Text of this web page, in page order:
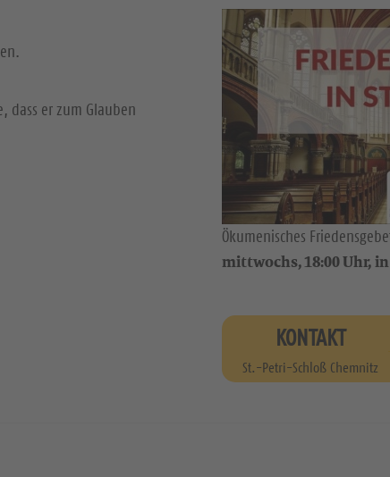
dass er zum Glauben
Ökumenisches
mittwochs, 18:00 Uhr,
KONTAKT
St.-Petri-Schloß Chemnitz